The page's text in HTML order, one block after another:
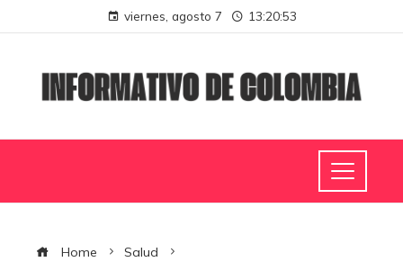
viernes, agosto 7 13:20:54
Home
Salud